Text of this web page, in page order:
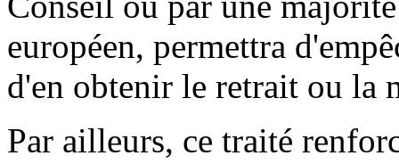
européen, permettra
d'en obtenir le retrait ou la
Par ailleurs, ce traité